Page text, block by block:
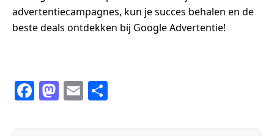
advertentiecampagnes, kun je succes behalen en de
beste deals ontdekken bij Google Advertentie!
F
M E